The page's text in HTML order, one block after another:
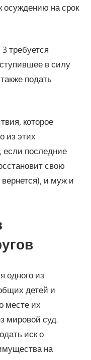
осуждению на срок
требуется
в силу
подать
которое
из этих
если последние
свою
и муж и
одного из
детей и
месте их
мировой суд.
иск о
на